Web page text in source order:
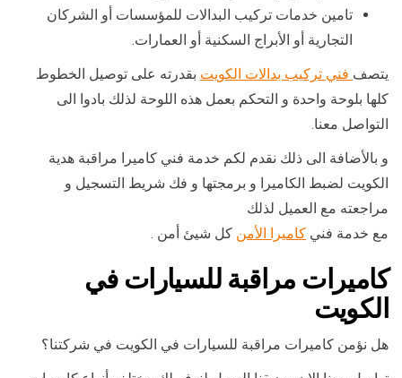
تامين خدمات تركيب البدالات للمؤسسات أو الشركان
التجارية أو الأبراج السكنية أو العمارات.
يتصف فني تركيب بدالات الكويت بقدرته على توصيل الخطوط
كلها بلوحة واحدة و التحكم بعمل هذه اللوحة لذلك بادوا الى
التواصل معنا.
و بالأضافة الى ذلك نقدم لكم خدمة فني كاميرا مراقبة هدية
الكويت لضبط الكاميرا و برمجتها و فك شريط التسجيل و
مراجعته مع العميل لذلك
مع خدمة فني كاميرا الأمن كل شيئ أمن .
كاميرات مراقبة للسيارات في
الكويت
هل نؤمن كاميرات مراقبة للسيارات في الكويت في شركتنا؟